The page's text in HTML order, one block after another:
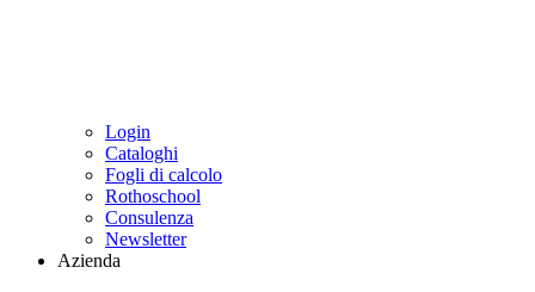
Login
Cataloghi
Fogli di calcolo
Rothoschool
Consulenza
Newsletter
Azienda